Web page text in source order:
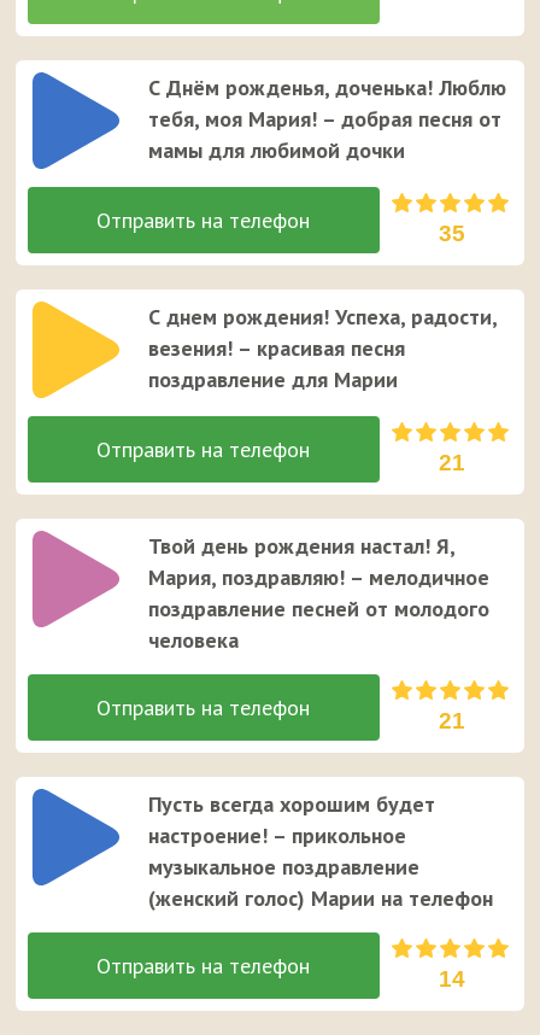
С Днём рожденья, доченька! Люблю
тебя, моя Мария! – добрая песня от
мамы для любимой дочки
35
С днем рождения! Успеха, радости,
везения! – красивая песня
поздравление для Марии
21
Твой день рождения настал! Я,
Мария, поздравляю! – мелодичное
поздравление песней от молодого
человека
21
Пусть всегда хорошим будет
настроение! – прикольное
музыкальное поздравление
(женский голос) Марии на телефон
14